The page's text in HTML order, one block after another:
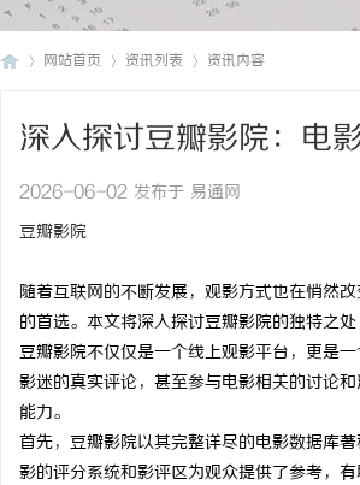
网站首页 资讯列表 资讯内容
深入探讨豆瓣影院：电
2026-06-02 发布于 易通网
豆瓣影院
随着互联网的不断发展，观影方式也在悄然
的首选。本文将深入探讨豆瓣影院的独特之
豆瓣影院不仅仅是一个线上观影平台，更是
影迷的真实评论，甚至参与电影相关的讨论
能力。
首先，豆瓣影院以其完整详尽的电影数据库
影的评分系统和影评区为观众提供了参考，